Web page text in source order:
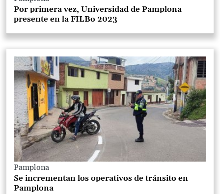
Por primera vez, Universidad de Pamplona
presente en la FILBo 2023
Pamplona
Se incrementan los operativos de tránsito en
Pamplona